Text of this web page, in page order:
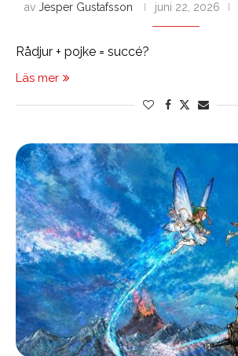
av Jesper Gustafsson juni 22, 2026
Rådjur + pojke = succé?
Läs mer